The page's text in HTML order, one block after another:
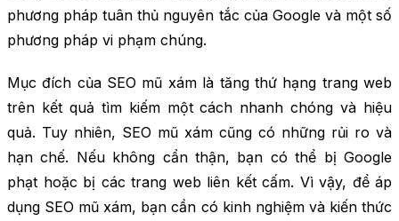
phương pháp tuân thủ nguyên tắc của Google và một số
phương pháp vi phạm chúng.
Mục đích của SEO mũ xám là tăng thứ hạng trang web
trên kết quả tìm kiếm một cách nhanh chóng và hiệu
quả. Tuy nhiên, SEO mũ xám cũng có những rủi ro và
hạn chế. Nếu không cẩn thận, bạn có thể bị Google
phạt hoặc bị các trang web liên kết cấm. Vì vậy, để áp
dụng SEO mũ xám, bạn cần có kinh nghiệm và kiến thức